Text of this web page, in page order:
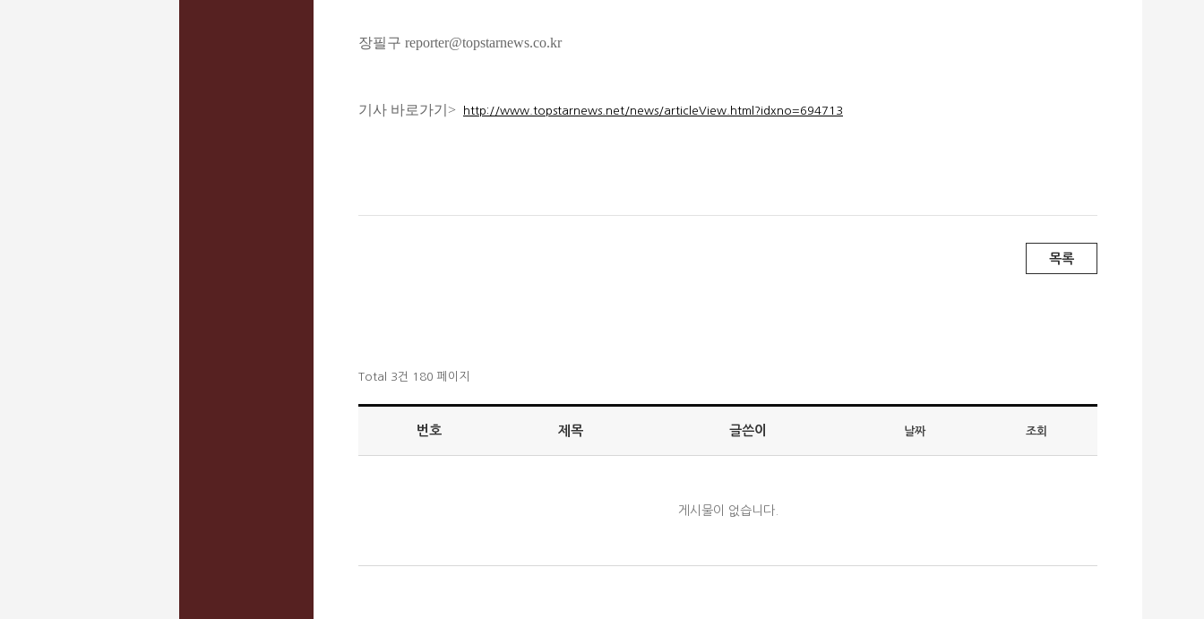
장필구 reporter@topstarnews.co.kr
기사 바로가기> http://www.topstarnews.net/news/articleView.html?idxno=694713
목록
Total 3건 180 페이지
번호 제목 글쓴이 날짜 조회
게시물이 없습니다.